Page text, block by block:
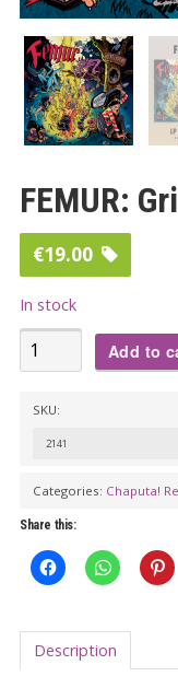
FEMUR:
€19.00
In stock
FEMUR:
Gritan
Add to
SKU:
2141
Categories: Chaputa!
Share this:
Description